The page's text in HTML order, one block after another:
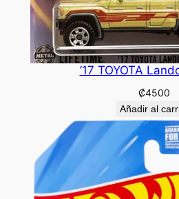
’17 TOYOTA
₡4500
Añadir al